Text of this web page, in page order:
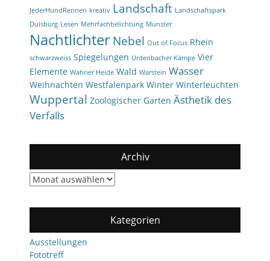
JederHundRennen kreativ Landschaft Landschaftspark
Duisburg Lesen Mehrfachbelichtung Münster
NachtlichterNebel Out of Focus Rhein
schwarzweiss Spiegelungen Urdenbacher Kämpe Vier
Elemente Wahner Heide Wald Warstein Wasser
Weihnachten Westfalenpark Winter Winterleuchten
Wuppertal Zoologischer Garten Ästhetik des
Verfalls
Archiv
Archiv
Kategorien
Ausstellungen
Fototreff